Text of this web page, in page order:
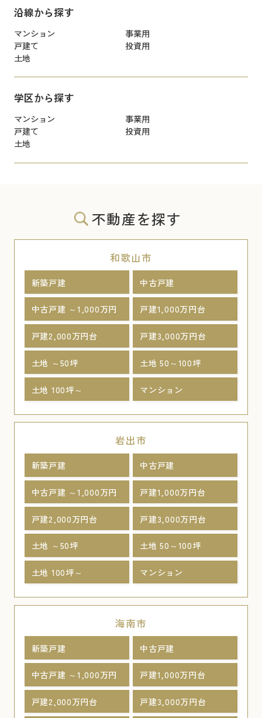
沿線から探す
マンション
事業用
戸建て
投資用
土地
学区から探す
マンション
事業用
戸建て
投資用
土地
不動産を探す
和歌山市
新築戸建 中古戸建
中古戸建 ～1,000万円 戸建1,000万円台
戸建2,000万円台 戸建3,000万円台
土地 ～50坪 土地 50～100坪
土地 100坪～ マンション
岩出市
新築戸建 中古戸建
中古戸建 ～1,000万円 戸建1,000万円台
戸建2,000万円台 戸建3,000万円台
土地 ～50坪 土地 50～100坪
土地 100坪～ マンション
海南市
新築戸建 中古戸建
中古戸建 ～1,000万円 戸建1,000万円台
戸建2,000万円台 戸建3,000万円台